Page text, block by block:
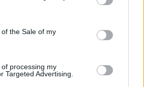
to Google and its third-party tags to
specified purposes in below Google
the Sale of my
processing my
Targeted Advertising.
se i srećno igranje!
video, molimo vas da
naYouTube